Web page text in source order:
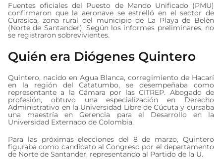
Fuentes oficiales del Puesto de Mando Unificado (PMU)
confirmaron que la aeronave se estrelló en el sector de
Curasica, zona rural del municipio de La Playa de Belén
(Norte de Santander). Según los informes preliminares, no
se registraron sobrevivientes.
Quién era Diógenes Quintero
Quintero, nacido en Agua Blanca, corregimiento de Hacarí
en la región del Catatumbo, se desempeñaba como
representante a la Cámara por las CITREP. Abogado de
profesión, obtuvo una especialización en Derecho
Administrativo en la Universidad Libre de Cúcuta y cursaba
una maestría en Gerencia para el Desarrollo en la
Universidad Externado de Colombia.
Para las próximas elecciones del 8 de marzo, Quintero
figuraba como candidato al Congreso por el departamento
de Norte de Santander, representando al Partido de la U.